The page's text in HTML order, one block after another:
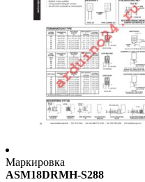
Маркировка
ASM18DRMH-S288